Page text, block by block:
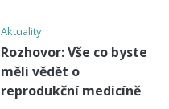
Aktuality
Rozhovor: Vše co byste
měli vědět o
reprodukční medicíně